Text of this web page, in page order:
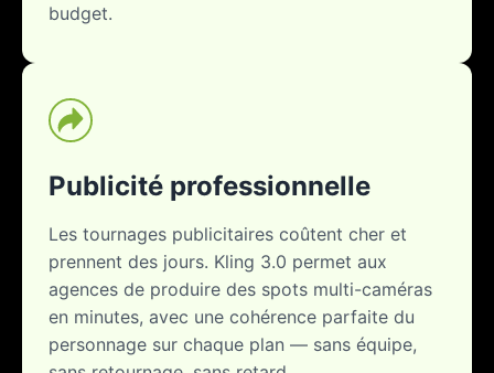
budget.
Publicité professionnelle
Les tournages publicitaires coûtent cher et
prennent des jours. Kling 3.0 permet aux
agences de produire des spots multi-caméras
en minutes, avec une cohérence parfaite du
personnage sur chaque plan — sans équipe,